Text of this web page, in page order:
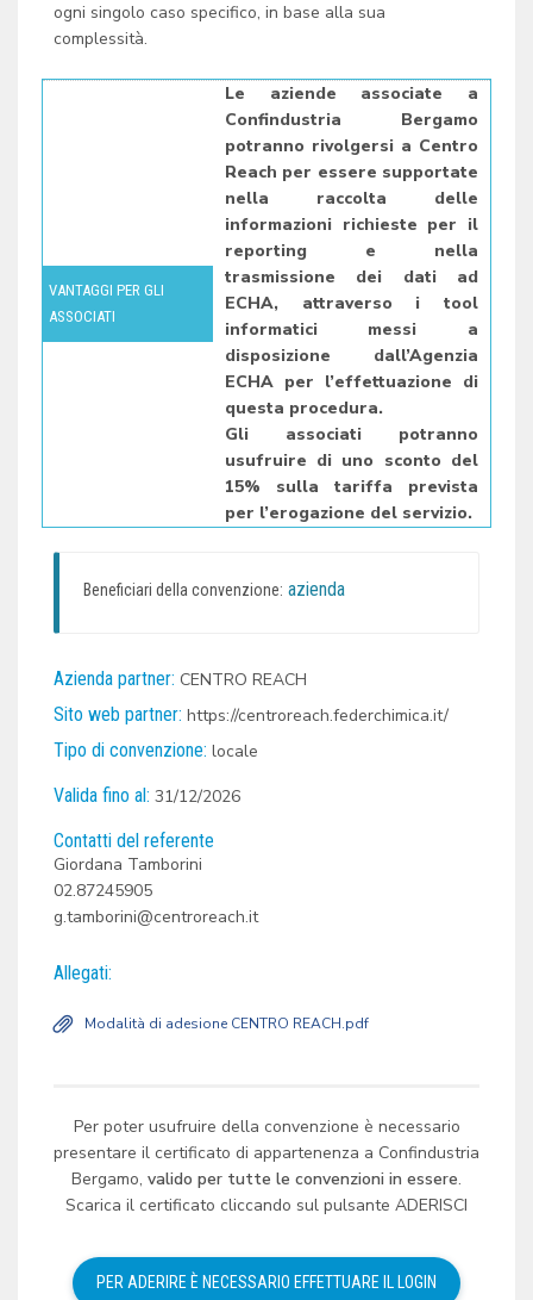
ogni singolo caso specifico, in base alla sua
complessità.
VANTAGGI PER GLI
ASSOCIATI
Le aziende associate a
Confindustria Bergamo
potranno rivolgersi a Centro
Reach per essere supportate
nella raccolta delle
informazioni richieste per il
reporting e nella
trasmissione dei dati ad
ECHA, attraverso i tool
informatici messi a
disposizione dall’Agenzia
ECHA per l’effettuazione di
questa procedura.
Gli associati potranno
usufruire di uno sconto del
15% sulla tariffa prevista
per l’erogazione del servizio.
Beneficiari della convenzione: azienda
Azienda partner: CENTRO REACH
Sito web partner: https://centroreach.federchimica.it/
Tipo di convenzione: locale
Valida fino al: 31/12/2026
Contatti del referente
Giordana Tamborini
02.87245905
g.tamborini@centroreach.it
Allegati:
Modalità di adesione CENTRO REACH.pdf
Per poter usufruire della convenzione è necessario
presentare il certificato di appartenenza a Confindustria
Bergamo, valido per tutte le convenzioni in essere.
Scarica il certificato cliccando sul pulsante ADERISCI